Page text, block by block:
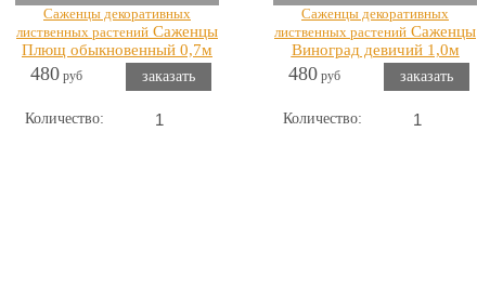
Саженцы декоративных
лиственных растений Саженцы
Плющ обыкновенный 0,7м
480 руб заказать
Количество:
Саженцы декоративных
лиственных растений Саженцы
Виноград девичий 1,0м
480 руб заказать
Количество: